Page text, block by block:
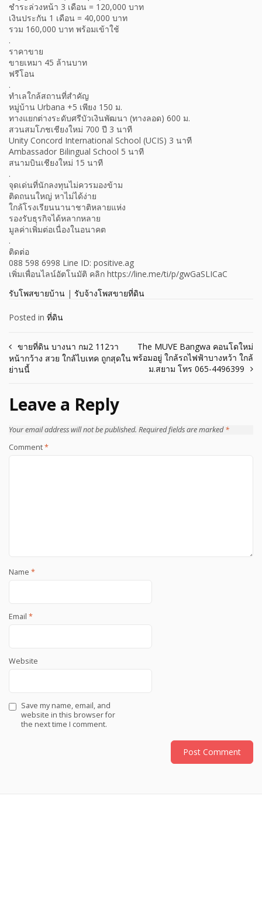
ชำระล่วงหน้า 3 เดือน = 120,000 บาท
เงินประกัน 1 เดือน = 40,000 บาท
รวม 160,000 บาท พร้อมเข้าใช้
.
ราคาขาย
ขายเหมา 45 ล้านบาท
ฟรีโอน
.
ทำเลใกล้สถานที่สำคัญ
หมู่บ้าน Urbana +5 เพียง 150 ม.
ทางแยกต่างระดับศรีบัวเงินพัฒนา (ทางลอด) 600 ม.
สวนสมโภชเชียงใหม่ 700 ปี 3 นาที
Unity Concord International School (UCIS) 3 นาที
Ambassador Bilingual School 5 นาที
สนามบินเชียงใหม่ 15 นาที
.
จุดเด่นที่นักลงทุนไม่ควรมองข้าม
ติดถนนใหญ่ หาไม่ได้ง่าย
ใกล้โรงเรียนนานาชาติหลายแห่ง
รองรับธุรกิจได้หลากหลาย
มูลค่าเพิ่มต่อเนื่องในอนาคต
.
ติดต่อ
088 598 6998 Line ID: positive.ag
เพิ่มเพื่อนไลน์อัตโนมัติ คลิก https://line.me/ti/p/gwGaSLICaC
รับโพสขายบ้าน | รับจ้างโพสขายที่ดิน
Posted in ที่ดิน
Post
navigation
ขายที่ดิน บางนา กม2 112วา
หน้ากว้าง สวย ใกล้ไบเทค ถูกสุดใน
ย่านนี้
The MUVE Bangwa คอนโดใหม่
พร้อมอยู่ ใกล้รถไฟฟ้าบางหว้า ใกล้
ม.สยาม โทร 065-4496399
Leave a Reply
Your email address will not be published. Required fields are marked*
Comment*
Name *
Email *
Website
Save my name, email, and
website in this browser for
the next time I comment.